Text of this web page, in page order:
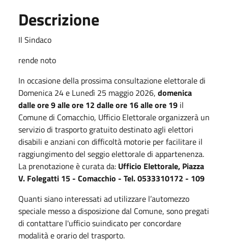
Descrizione
Il Sindaco
rende noto
In occasione della prossima consultazione elettorale di
Domenica 24 e Lunedì 25 maggio 2026, domenica
dalle ore 9 alle ore 12 dalle ore 16 alle ore 19 il
Comune di Comacchio, Ufficio Elettorale organizzerà un
servizio di trasporto gratuito destinato agli elettori
disabili e anziani con difficoltà motorie per facilitare il
raggiungimento del seggio elettorale di appartenenza.
La prenotazione è curata da: Ufficio Elettorale, Piazza
V. Folegatti 15 - Comacchio - Tel. 0533310172 - 109
Quanti siano interessati ad utilizzare l’automezzo
speciale messo a disposizione dal Comune, sono pregati
di contattare l'ufficio suindicato per concordare
modalità e orario del trasporto.